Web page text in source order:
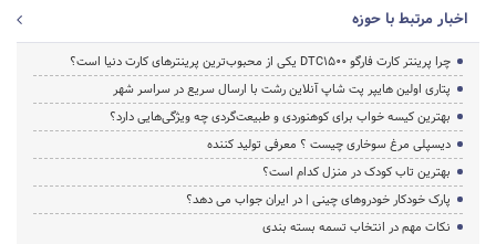
اخبار مرتبط با حوزه
چرا پرینتر کارت فارگو DTC1500 یکی از محبوب‌ترین پرینترهای کارت دنیا است؟
پتاری اولین هایپر پت شاپ آنلاین رشت با ارسال سریع در سراسر شهر
بهترین کیسه خواب برای کوهنوردی و طبیعت‌گردی چه ویژگی‌هایی دارد؟
دیسپلی مرغ سوخاری چیست ؟ معرفی تولید کننده
بهترین تاب کودک در منزل کدام است؟
پارک خودکار خودروهای چینی | در ایران جواب می دهد؟
نکات مهم در انتخاب تسمه بسته بندی